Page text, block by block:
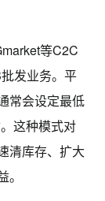
等C2C
发业务。平
常会设定最低
这种模式对
清库存、扩大